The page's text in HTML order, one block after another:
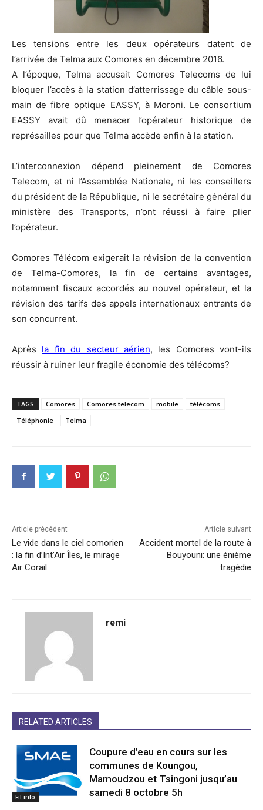
Les tensions entre les deux opérateurs datent de
l’arrivée de Telma aux Comores en décembre 2016.
A l’époque, Telma accusait Comores Telecoms de lui
bloquer l’accès à la station d’atterrissage du câble sous-
main de fibre optique EASSY, à Moroni. Le consortium
EASSY avait dû menacer l’opérateur historique de
représailles pour que Telma accède enfin à la station.
L’interconnexion dépend pleinement de Comores
Telecom, et ni l’Assemblée Nationale, ni les conseillers
du président de la République, ni le secrétaire général du
ministère des Transports, n’ont réussi à faire plier
l’opérateur.
Comores Télécom exigerait la révision de la convention
de Telma-Comores, la fin de certains avantages,
notamment fiscaux accordés au nouvel opérateur, et la
révision des tarifs des appels internationaux entrants de
son concurrent.
Après la fin du secteur aérien, les Comores vont-ils
réussir à ruiner leur fragile économie des télécoms?
TAGS Comores Comores telecom mobile
télécoms
Téléphonie
Telma
Article précédent
Le vide dans le ciel comorien
: la fin d’Int’Air Îles, le mirage
Air Corail
Article suivant
Accident mortel de la route à
Bouyouni: une énième
tragédie
remi
RELATED ARTICLES
Fil info
Coupure d’eau en cours sur les
communes de Koungou,
Mamoudzou et Tsingoni jusqu’au
samedi 8 octobre 5h